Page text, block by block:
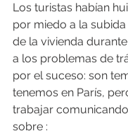
Los turistas habían
por miedo a la
de la vivienda
a los problemas de
por el suceso: son
tenemos en París,
trabajar
sobre :